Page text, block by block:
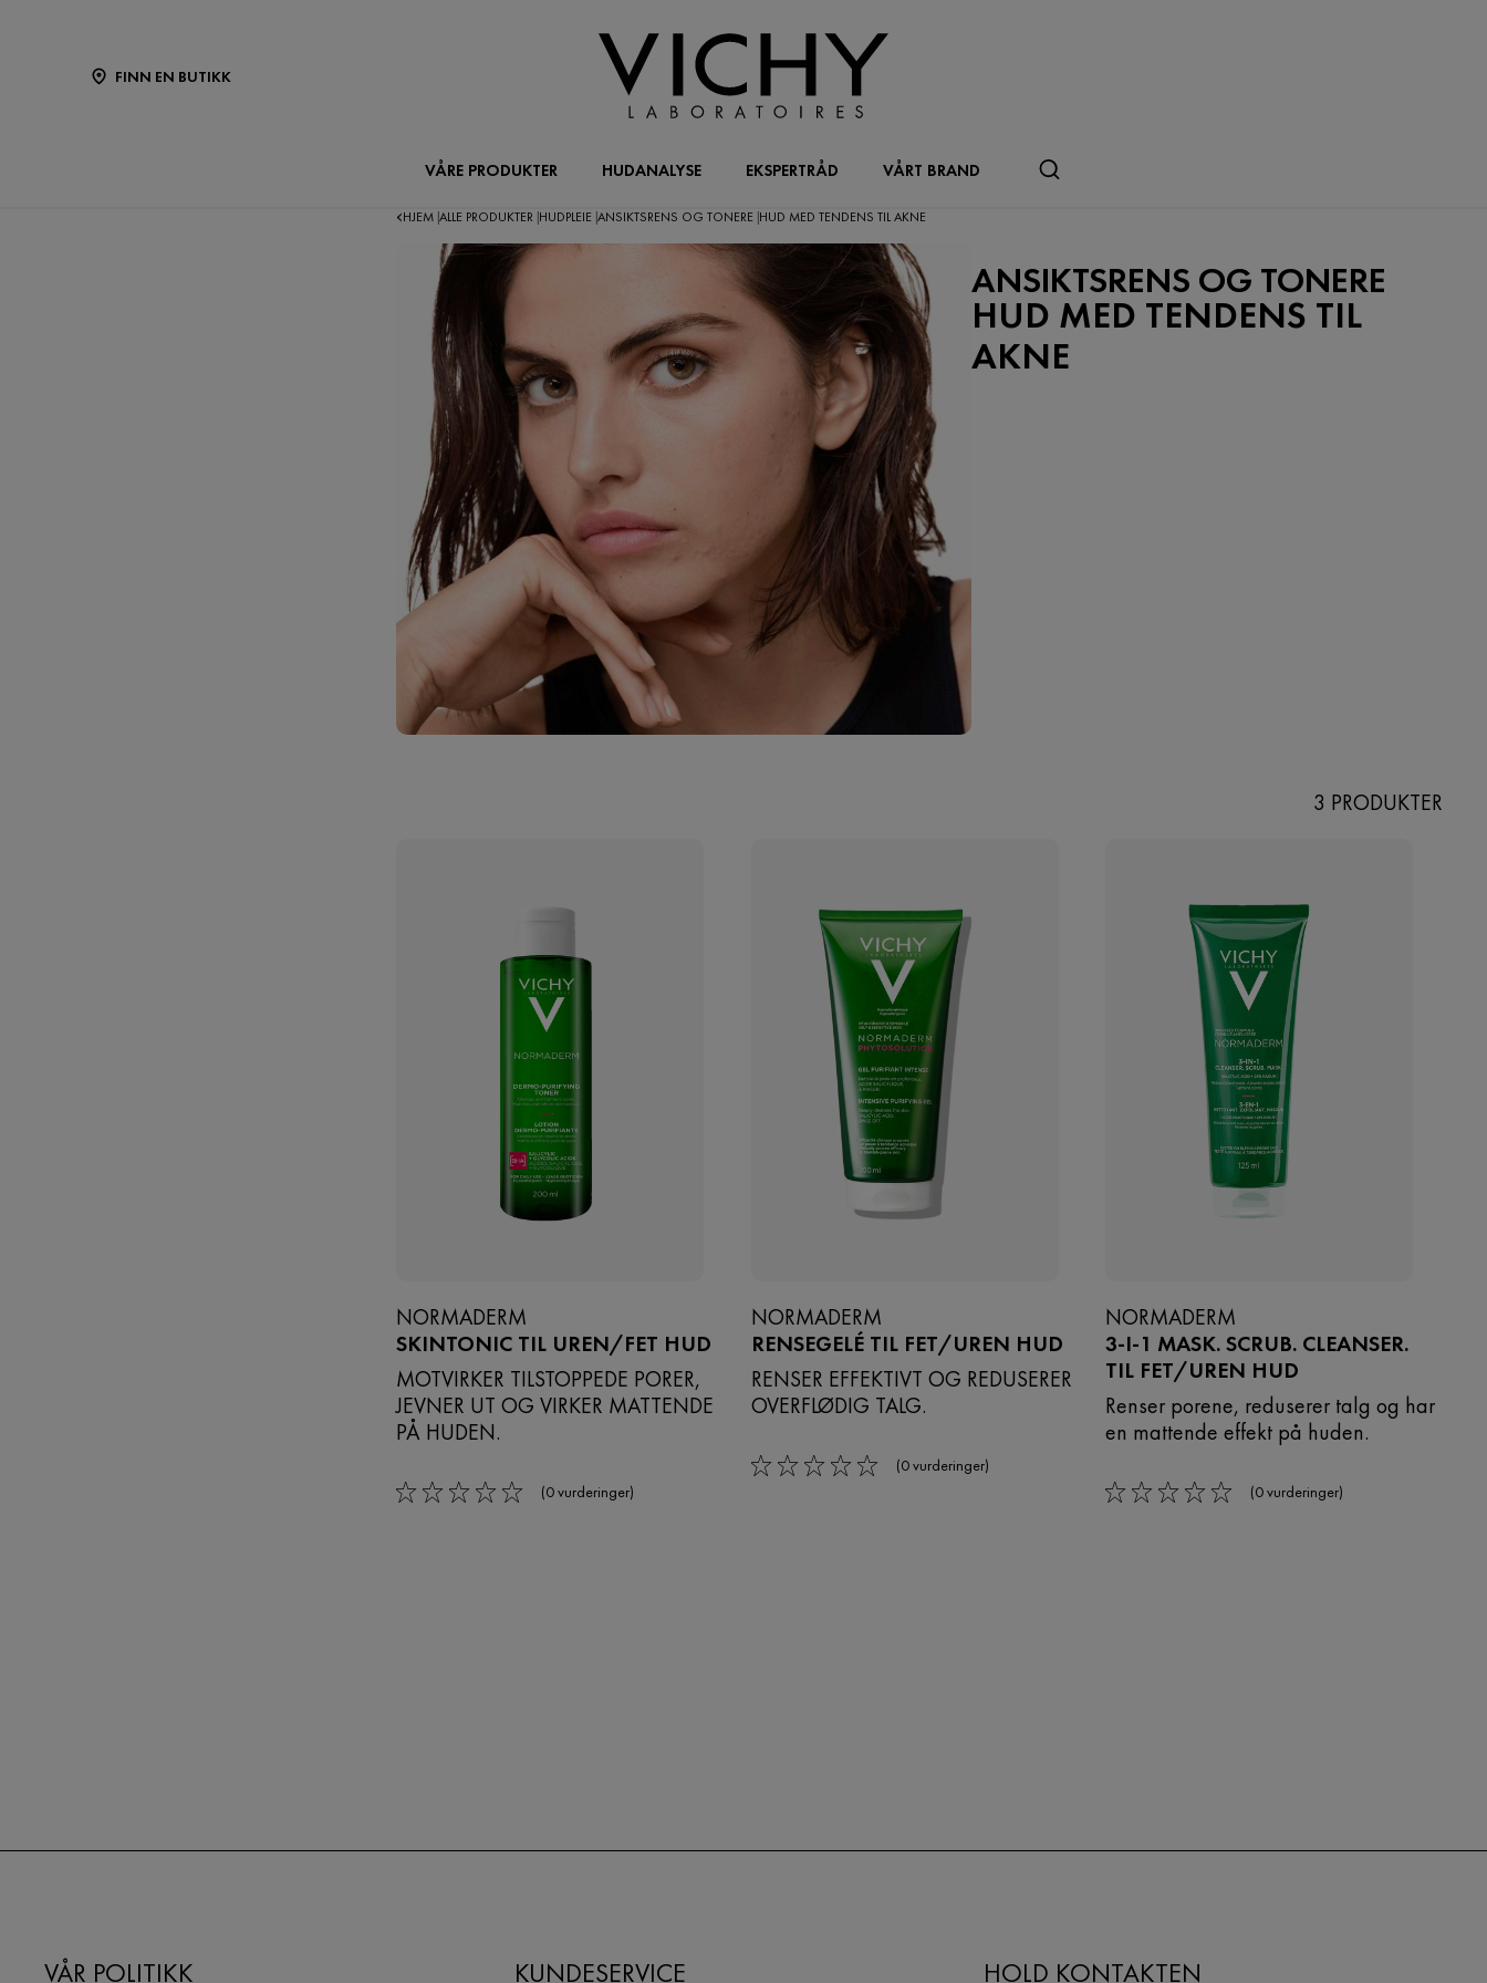
FINN EN BUTIKK
VÅRE PRODUKTER HUDANALYSE EKSPERTRÅD VÅRT BRAND
HJEM |ALLE PRODUKTER HUDPLEIE |ANSIKTSRENS OG TONERE HUD MED TENDENS TIL AKNE
ANSIKTSRENS OG TONERE
HUD MED TENDENS TIL
AKNE
3 PRODUKTER
NORMADERM
SKINTONIC TIL UREN/FET HUD
MOTVIRKER TILSTOPPEDE PORER,
JEVNER UT OG VIRKER MATTENDE
PÅ HUDEN.
0/5 (0 vurderinger)
NORMADERM
RENSEGELÉ TIL FET/UREN HUD
RENSER EFFEKTIVT OG REDUSERER
OVERFLØDIG TALG.
0/5 (0 vurderinger)
NORMADERM
3-I-1 MASK. SCRUB. CLEANSER.
TIL FET/UREN HUD
Renser porene, reduserer talg og har
en mattende effekt på huden.
0/5 (0 vurderinger)
VÅR POLITIKK KUNDESERVICE HOLD KONTAKTEN